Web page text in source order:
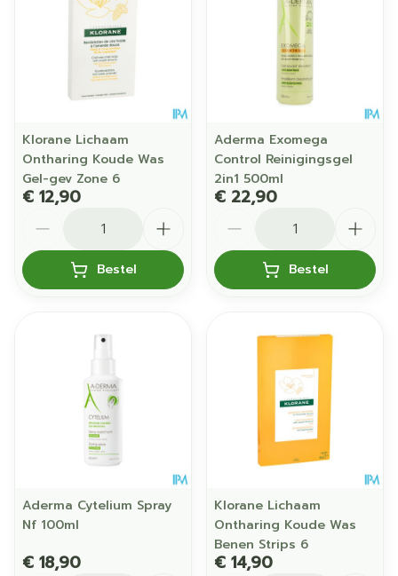
Klorane Lichaam
Ontharing Koude Was
Gel-gev Zone 6
€ 12,90
Bestel
Aderma Exomega
Control Reinigingsgel
2in1 500ml
€ 22,90
Bestel
Aderma Cytelium Spray
Nf 100ml
€ 18,90
Klorane Lichaam
Ontharing Koude Was
Benen Strips 6
€ 14,90